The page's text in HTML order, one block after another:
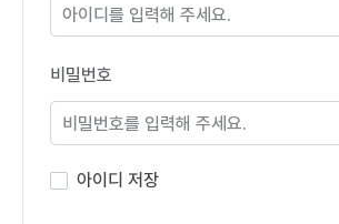
비밀번호
아이디 저장